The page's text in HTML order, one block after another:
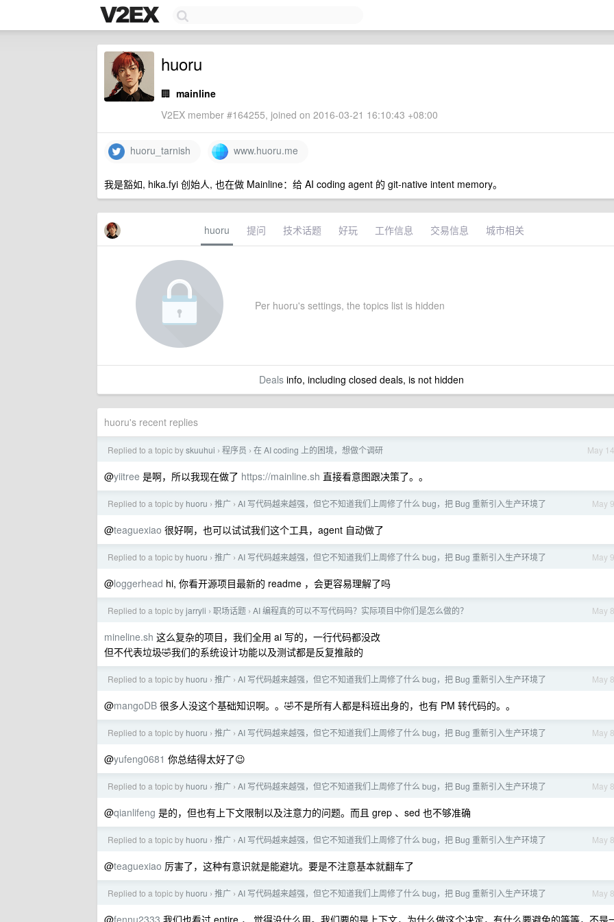
huoru
🏢 mainline
V2EX member #164255, joined on 2016-03-21 16:10:43 +08:00
huoru_tarnish www.huoru.me
我是豁如, hika.fyi 创始人, 也在做 Mainline：给 AI coding agent 的 git-native intent memory。
huoru 提问 技术话题 好玩 工作信息 交易信息 城市相关
Per huoru's settings, the topics list is hidden
Dealsinfo, including closed deals, is not hidden
huoru's recent replies
May 14
Replied to a topic byskuuhui › 程序员 › 在 AI coding 上的困境，想做个调研
@yiitree 是啊，所以我现在做了 https://mainline.sh 直接看意图跟决策了。。
May 9
Replied to a topic by huoru › 推广 › AI 写代码越来越强，但它不知道我们上周修了什么 bug，把 Bug 重新引入生产环境了
@teaguexiao 很好啊，也可以试试我们这个工具，agent 自动做了
May 9
Replied to a topic by huoru › 推广 › AI 写代码越来越强，但它不知道我们上周修了什么 bug，把 Bug 重新引入生产环境了
@loggerhead hi, 你看开源项目最新的 readme ，会更容易理解了吗
May 8
Replied to a topic byjarryli › 职场话题 › AI 编程真的可以不写代码吗？实际项目中你们是怎么做的？
mineline.sh 这么复杂的项目，我们全用 ai 写的，一行代码都没改
但不代表垃圾🤣我们的系统设计功能以及测试都是反复推敲的
May 8
Replied to a topic by huoru › 推广 › AI 写代码越来越强，但它不知道我们上周修了什么 bug，把 Bug 重新引入生产环境了
@mangoDB 很多人没这个基础知识啊。。🤣不是所有人都是科班出身的，也有 PM 转代码的。。
May 8
Replied to a topic by huoru › 推广 › AI 写代码越来越强，但它不知道我们上周修了什么 bug，把 Bug 重新引入生产环境了
@yufeng0681 你总结得太好了😉
May 8
Replied to a topic by huoru › 推广 › AI 写代码越来越强，但它不知道我们上周修了什么 bug，把 Bug 重新引入生产环境了
@qianlifeng 是的，但也有上下文限制以及注意力的问题。而且 grep 、sed 也不够准确
May 8
Replied to a topic by huoru › 推广 › AI 写代码越来越强，但它不知道我们上周修了什么 bug，把 Bug 重新引入生产环境了
@teaguexiao 厉害了，这种有意识就是能避坑。要是不注意基本就翻车了
May 8
Replied to a topic by huoru › 推广 › AI 写代码越来越强，但它不知道我们上周修了什么 bug，把 Bug 重新引入生产环境了
@fennu2333 我们也看过 entire ， 觉得没什么用。我们要的是上下文，为什么做这个决定，有什么要避免的等等，不是